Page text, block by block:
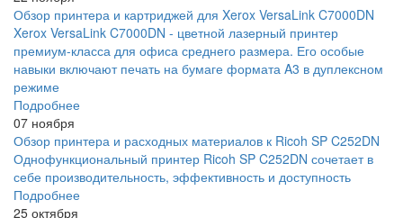
Обзор принтера и картриджей для Xerox VersaLink C7000DN
Xerox VersaLink C7000DN - цветной лазерный принтер
премиум-класса для офиса среднего размера. Его особые
навыки включают печать на бумаге формата A3 в дуплексном
режиме
Подробнее
07 ноября
Обзор принтера и расходных материалов к Ricoh SP C252DN
Однофункциональный принтер Ricoh SP C252DN сочетает в
себе производительность, эффективность и доступность
Подробнее
25 октября